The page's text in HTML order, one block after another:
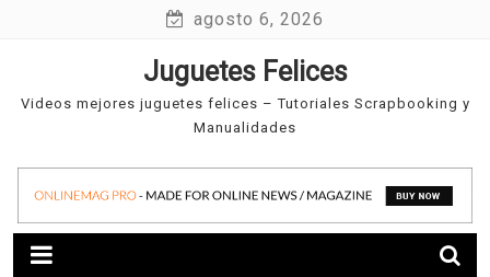
agosto 6, 2026
Juguetes Felices
Videos mejores juguetes felices – Tutoriales Scrapbooking y
Manualidades